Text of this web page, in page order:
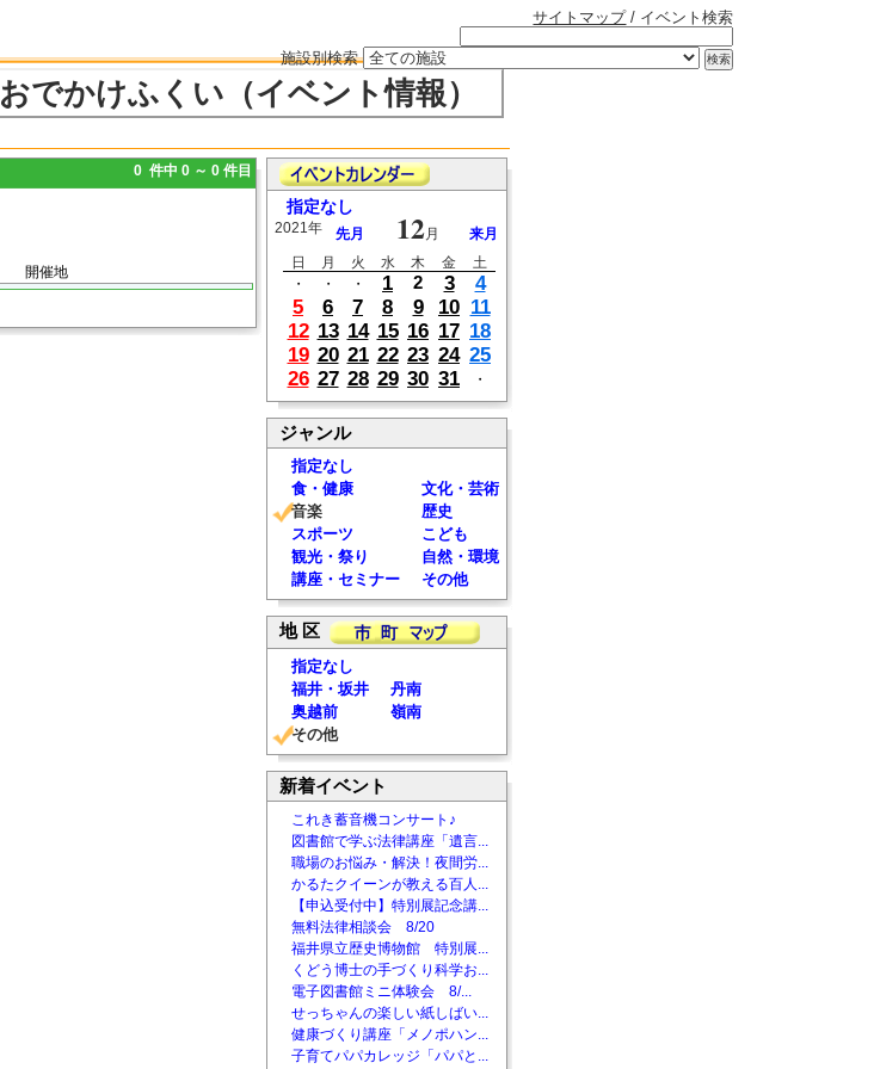
サイトマップ/ イベント検索
施設別検索
おでかけふくい（イベント情報）
0 件中 0 ～ 0 件目
開催地
指定なし
2021年 先月 12月
来月
日
月 火 水 木 金
土
・
・ ・ 1 2 3
4
5
6 7 8 9 10 11
12 13 14 15 16 17 18
19 20 21 22 23 24 25
26 27 28 29 30 31 ・
ジャンル
指定なし
食・健康
文化・芸術
音楽
歴史
スポーツ
こども
観光・祭り
自然・環境
講座・セミナー
その他
地 区
指定なし
福井・坂井
丹南
奥越前
嶺南
その他
新着イベント
これき蓄音機コンサート♪
図書館で学ぶ法律講座「遺言...
職場のお悩み・解決！夜間労...
かるたクイーンが教える百人...
【申込受付中】特別展記念講...
無料法律相談会 8/20
福井県立歴史博物館 特別展...
くどう博士の手づくり科学お...
電子図書館ミニ体験会 8/...
せっちゃんの楽しい紙しばい...
健康づくり講座「メノポハン...
子育てパパカレッジ「パパと...